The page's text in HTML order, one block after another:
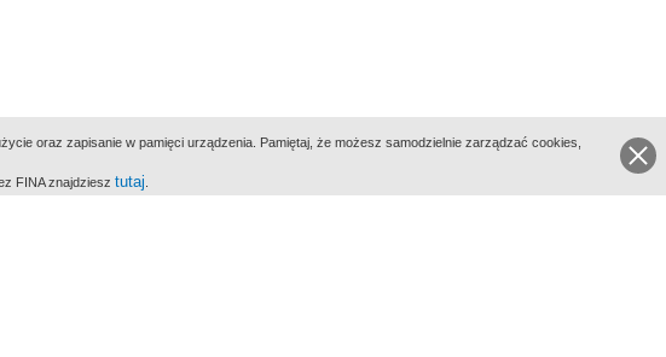
oraz zapisanie w pamięci urządzenia. Pamiętaj, że możesz samodzielnie zarządzać cookies,
FINA znajdziesz tutaj